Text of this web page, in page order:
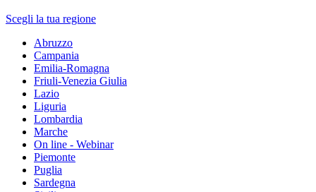
Scegli la tua regione
Abruzzo
Campania
Emilia-Romagna
Friuli-Venezia Giulia
Lazio
Liguria
Lombardia
Marche
On line - Webinar
Piemonte
Puglia
Sardegna